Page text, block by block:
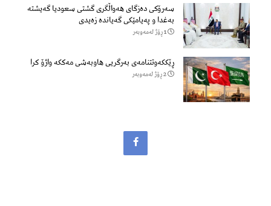
سەرۆكی دەزگای هەواڵگری گشتی سعودیا گەیشتە
بەغدا و پەیامێكی گەیاندە زەیدی
1 ڕۆژ لەمەوبەر
ڕێککەوتتنامەی بەرگریی هاوبەشی مەککە واژۆ کرا
2 ڕۆژ لەمەوبەر